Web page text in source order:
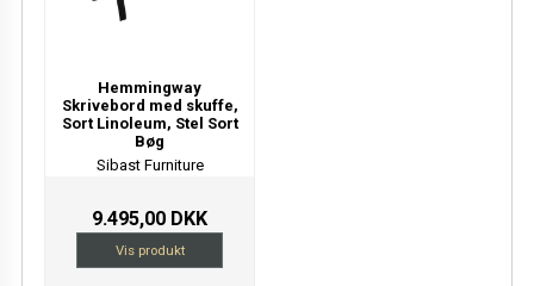
Hemmingway
Skrivebord med skuffe,
Sort Linoleum, Stel Sort
Bøg
Sibast Furniture
9.495,00 DKK
Vis produkt